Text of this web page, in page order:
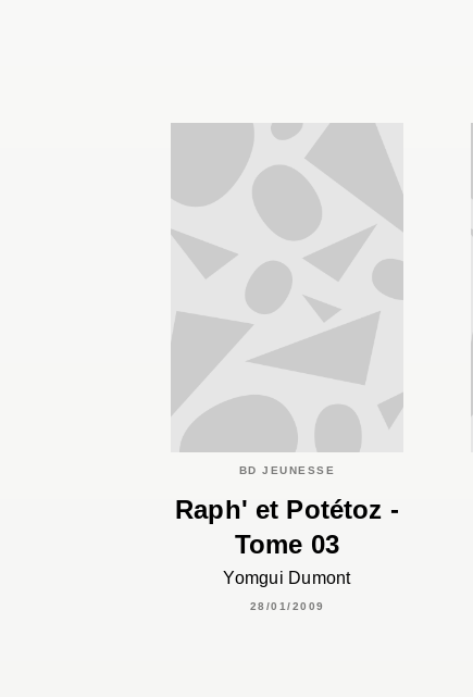
BD JEUNESSE
Raph' et Potétoz -
Tome 03
Yomgui Dumont
28/01/2009